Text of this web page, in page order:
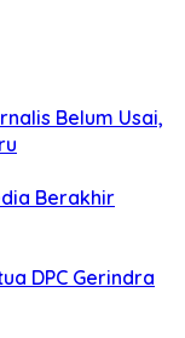
Belum Usai,
Berakhir
DPC Gerindra